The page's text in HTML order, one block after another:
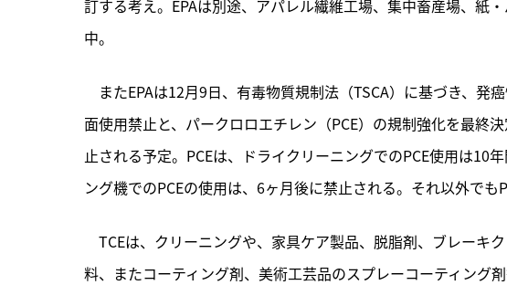
訂する考え。EPAは別途、アパレル繊維工場、集中畜産場、紙
中。
またEPAは12月9日、有毒物質規制法（TSCA）に基づき、発
面使用禁止と、パークロロエチレン（PCE）の規制強化を最終
止される予定。PCEは、ドライクリーニングでのPCE使用は10
ング機でのPCEの使用は、6ヶ月後に禁止される。それ以外でも
TCEは、クリーニングや、家具ケア製品、脱脂剤、ブレーキ
料、またコーティング剤、美術工芸品のスプレーコーティング